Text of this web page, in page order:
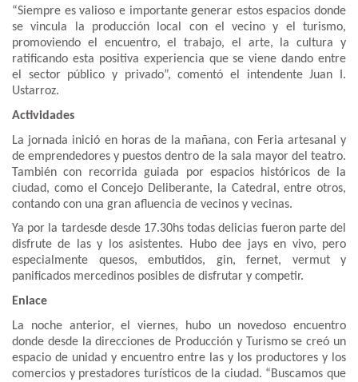
“Siempre es valioso e importante generar estos espacios donde
se vincula la producción local con el vecino y el turismo,
promoviendo el encuentro, el trabajo, el arte, la cultura y
ratificando esta positiva experiencia que se viene dando entre
el sector público y privado”, comentó el intendente Juan I.
Ustarroz.
Actividades
La jornada inició en horas de la mañana, con Feria artesanal y
de emprendedores y puestos dentro de la sala mayor del teatro.
También con recorrida guiada por espacios históricos de la
ciudad, como el Concejo Deliberante, la Catedral, entre otros,
contando con una gran afluencia de vecinos y vecinas.
Ya por la tardesde desde 17.30hs todas delicias fueron parte del
disfrute de las y los asistentes. Hubo dee jays en vivo, pero
especialmente quesos, embutidos, gin, fernet, vermut y
panificados mercedinos posibles de disfrutar y competir.
Enlace
La noche anterior, el viernes, hubo un novedoso encuentro
donde desde la direcciones de Producción y Turismo se creó un
espacio de unidad y encuentro entre las y los productores y los
comercios y prestadores turísticos de la ciudad. “Buscamos que